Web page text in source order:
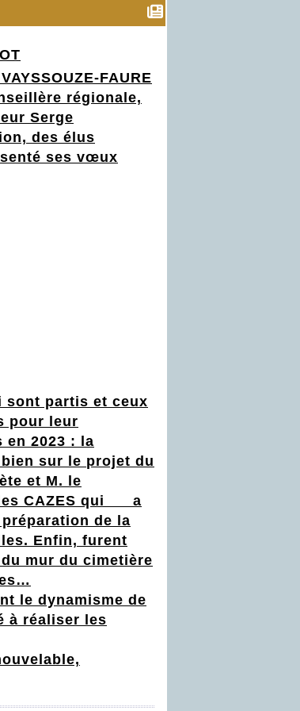
FAURE
régionale,
Serge
des élus
ses vœux
sont partis et ceux
pour leur
2023 : la
sur le projet du
et M. le
CAZES qui a
de la
Enfin, furent
mur du cimetière
le dynamisme de
à réaliser les